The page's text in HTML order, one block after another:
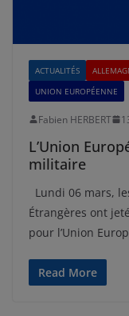
ACTUALITÉS
UNION EUROPÉENNE
Fabien HERBERT
L’Union
militaire
Lundi 06 mars,
Étrangères ont
pour l’Union
Read More